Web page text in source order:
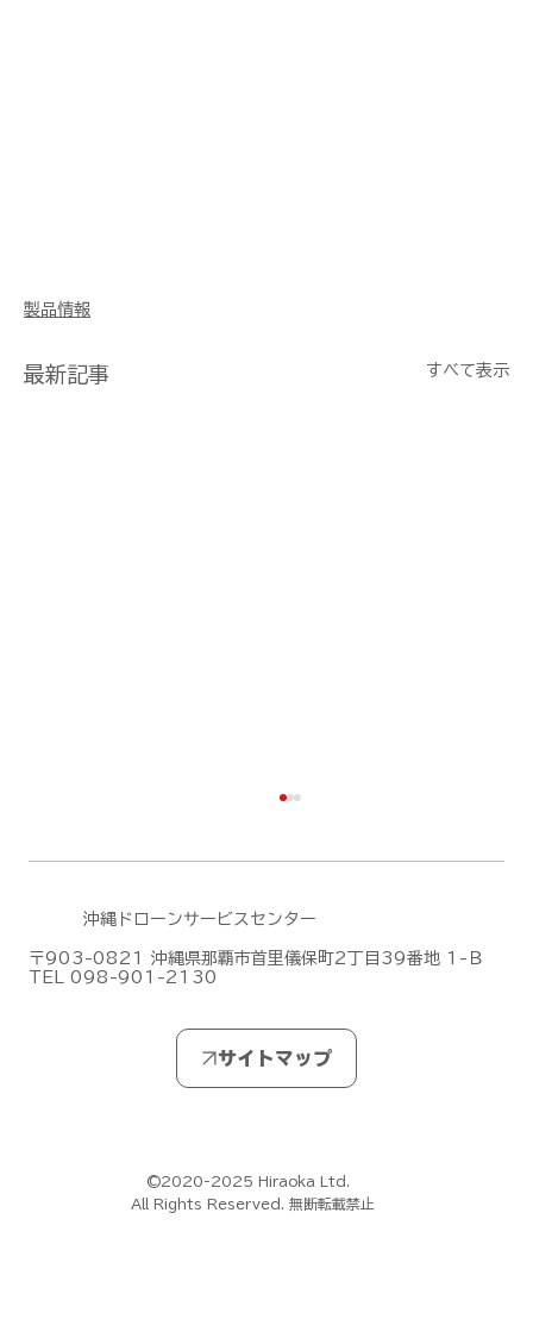
製品情報
最新記事 すべて表示
DJIがMic Mini シリーズの新作「DJI
©2020-2025 Hiraoka Ltd.
All Rights Reserved. 無断転載禁止
沖縄ドローンサービスセンター
〒903-0821 沖縄県那覇市首里儀保町2丁目39番地 1-Ｂ
TEL 098-901-2130